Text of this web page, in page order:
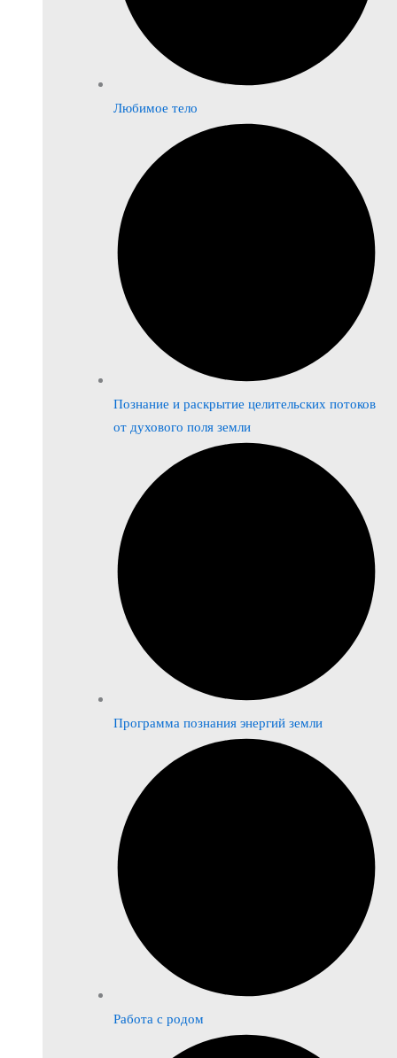
Любимое тело
Познание и раскрытие целительских потоков
от духового поля земли
Программа познания энергий земли
Работа с родом